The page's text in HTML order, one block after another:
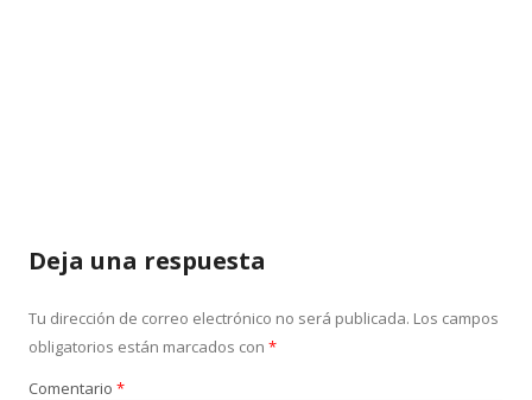
Deja una respuesta
Tu dirección de correo electrónico no será publicada. Los campos
obligatorios están marcados con *
Comentario *